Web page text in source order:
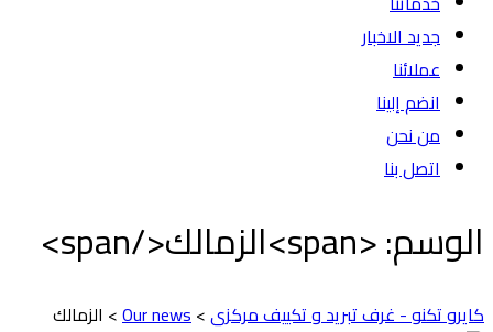
جديد الاخبار
عملائنا
انضم إلينا
من نحن
اتصل بنا
الوسم: <span>الزمالك</span>
كايرو تكنو - غرف تبريد و تكييف مركزى>
Our news
> الزمالك